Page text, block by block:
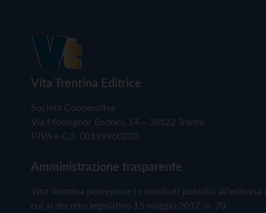
Vita Trentina Editrice
Società Cooperativa
Via Monsignor Endrici, 14 – 38122 Trento
P.IVA e C.F. 00199960220
Amministrazione trasparente
Vita Trentina percepisce i contributi pubblici all'editoria
cui al decreto legislativo 15 maggio 2017, n. 70.